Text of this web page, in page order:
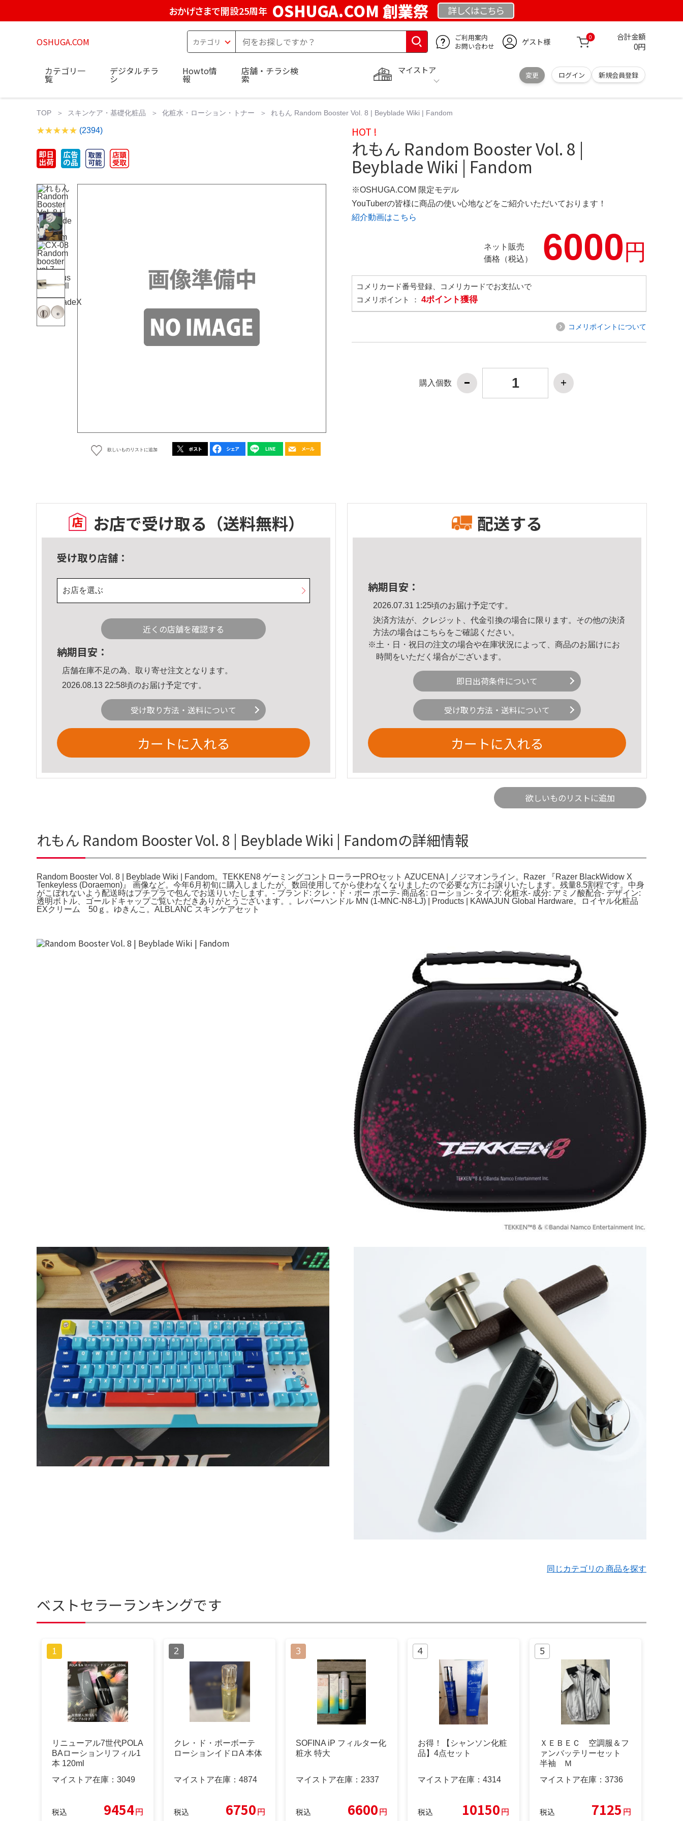
おかげさまで開設25周年 OSHUGA.COM 創業祭 詳しくはこちら
OSHUGA.COM
ご利用案内
お問い合わせ
ゲスト様 0 合計金額
0円
マイストア
変更 ログイン 新規会員登録
カテゴリ一
覧
デジタルチラ
シ
Howto情
報
店舗・チラシ検
索
TOP スキンケア・基礎化粧品 化粧水・ローション・トナー れもん Random Booster Vol. 8 | Beyblade Wiki | Fandom
(2394)
欲しいものリストに追加
HOT !
れもん Random Booster Vol. 8 |
Beyblade Wiki | Fandom
※OSHUGA.COM 限定モデル
YouTuberの皆様に商品の使い心地などをご紹介いただいております！
紹介動画はこちら
ネット販売
価格（税込）
6000円
コメリカード番号登録、コメリカードでお支払いで
コメリポイント ： 4ポイント獲得
コメリポイントについて
購入個数
お店で受け取る （送料無料）
受け取り店舗：
お店を選ぶ
近くの店舗を確認する
納期目安：
店舗在庫不足の為、取り寄せ注文となります。
2026.08.13 22:58頃のお届け予定です。
受け取り方法・送料について
カートに入れる
配送する
納期目安：
2026.07.31 1:25頃のお届け予定です。
決済方法が、クレジット、代金引換の場合に限ります。その他の決済
方法の場合はこちら をご確認ください。
※土・日・祝日の注文の場合や在庫状況によって、商品のお届けにお
時間をいただく場合がございます。
即日出荷条件について
受け取り方法・送料について
カートに入れる
欲しいものリストに追加
れもん Random Booster Vol. 8 | Beyblade Wiki | Fandomの詳細情報
Random Booster Vol. 8 | Beyblade Wiki | Fandom。TEKKEN8 ゲーミングコントローラーPROセット AZUCENA | ノジマオンライン。Razer 『Razer BlackWidow X
Tenkeyless (Doraemon)』 画像など。今年6月初旬に購入しましたが、数回使用してから使わなくなりましたので必要な方にお譲りいたします。残量8.5割程です。中身
がこぼれないよう配送時はプチプラで包んでお送りいたします。- ブランド: クレ・ド・ポー ボーテ- 商品名: ローション- タイプ: 化粧水- 成分: アミノ酸配合- デザイン:
透明ボトル、ゴールドキャップご覧いただきありがとうございます。。レバーハンドル MN (1-MNC-N8-LJ) | Products | KAWAJUN Global Hardware。ロイヤル化粧品
EXクリーム 50ｇ。ゆきんこ。ALBLANC スキンケアセット
同じカテゴリの 商品を探す
ベストセラーランキングです
リニューアル7世代POLA
BAローションリフィル1
本 120ml
マイストア在庫： 3049
税込 9454円
クレ・ド・ポーボーテ
ローションイドロA 本体
マイストア在庫： 4874
税込 6750円
SOFINA iP フィルター化
粧水 特大
マイストア在庫： 2337
税込 6600円
お得！【シャンソン化粧
品】4点セット
マイストア在庫： 4314
税込 10150円
ＸＥＢＥＣ 空調服＆フ
ァンバッテリーセット
半袖 Ｍ
マイストア在庫： 3736
税込 7125 円